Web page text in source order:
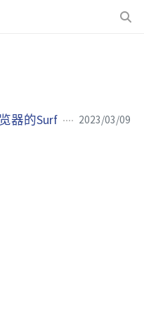
器的Surf 2023/03/09